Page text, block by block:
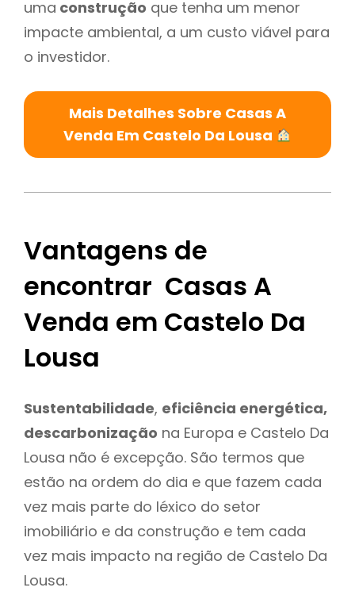
uma construção que tenha um menor
impacte ambiental, a um custo viável para
o investidor.
Mais Detalhes Sobre Casas A
Venda Em Castelo Da Lousa
Vantagens de
encontrar Casas A
Venda em Castelo Da
Lousa
Sustentabilidade, eficiência energética,
descarbonização na Europa e Castelo Da
Lousa não é excepção. São termos que
estão na ordem do dia e que fazem cada
vez mais parte do léxico do setor
imobiliário e da construção e tem cada
vez mais impacto na região de Castelo Da
Lousa.